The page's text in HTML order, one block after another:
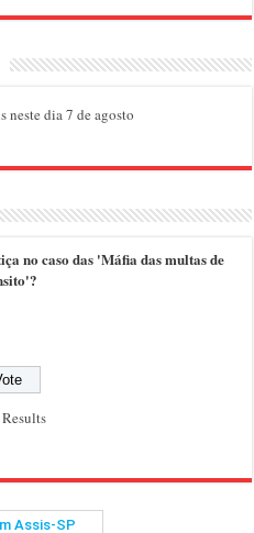
neste dia 7 de agosto
no caso das 'Máfia das multas de